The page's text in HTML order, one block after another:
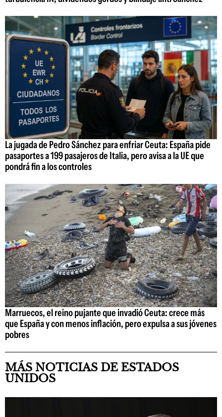
La jugada de Pedro Sánchez para enfriar Ceuta: España pide
pasaportes a 199 pasajeros de Italia, pero avisa a la UE que
pondrá fin a los controles
Marruecos, el reino pujante que invadió Ceuta: crece más
que España y con menos inflación, pero expulsa a sus jóvenes
pobres
MÁS NOTICIAS DE ESTADOS
UNIDOS